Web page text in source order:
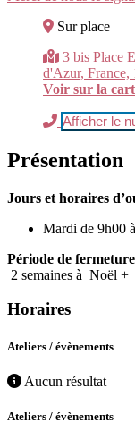
Sur place
3 bis Place
d'Azur, France,
Voir sur la
Afficher le
Présentation
Jours et horaires
Mardi de 9h00
Période de fermeture
2 semaines à Noël +
Horaires
Ateliers / évènements
Aucun résultat
Ateliers / évènements